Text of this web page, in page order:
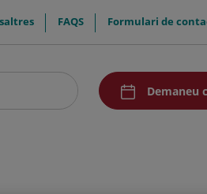
FAQS Formulari de
menuAcceso
Demaneu